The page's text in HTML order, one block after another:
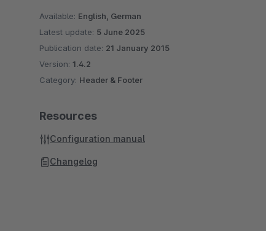
Available: English, German
Latest update: 5 June 2025
Publication date: 21 January 2015
Version: 1.4.2
Category: Header & Footer
Resources
Configuration manual
Changelog